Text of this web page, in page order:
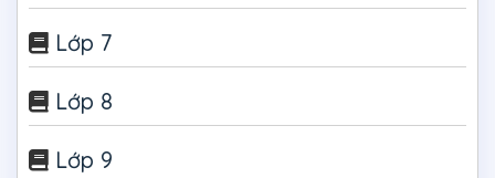
Lớp 7
Lớp 8
Lớp 9